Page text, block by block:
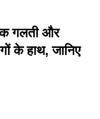
गलती और
के हाथ, जानिए